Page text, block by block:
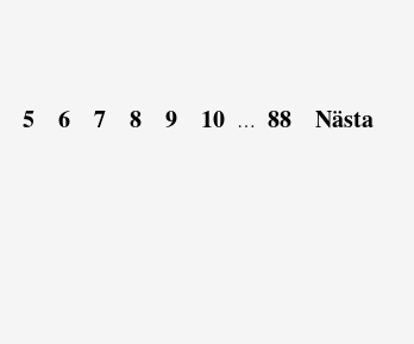
5 6 7 8 9 10 … 88 Nästa